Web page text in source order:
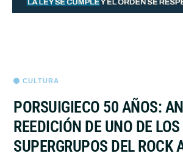
CULTURA
PORSUIGIECO 50 AÑOS:
REEDICIÓN DE UNO DE LOS
SUPERGRUPOS DEL ROCK